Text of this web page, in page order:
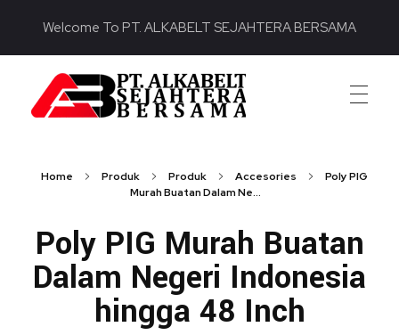
Welcome To PT. ALKABELT SEJAHTERA BERSAMA
Home Produk Produk Accesories
Poly PIG
Murah Buatan Dalam Ne...
Poly PIG Murah Buatan
Dalam Negeri Indonesia
hingga 48 Inch